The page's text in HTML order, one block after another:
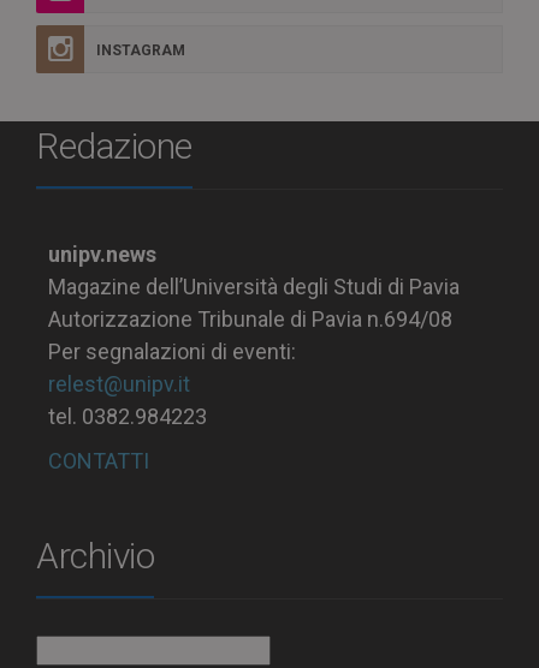
INSTAGRAM
Redazione
unipv.news
Magazine dell’Università degli Studi di Pavia
Autorizzazione Tribunale di Pavia n.694/08
Per segnalazioni di eventi:
relest@unipv.it
tel. 0382.984223
CONTATTI
Archivio